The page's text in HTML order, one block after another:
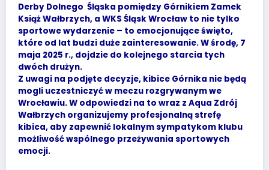
Derby Dolnego Śląska pomiędzy Górnikiem Zamek
Książ Wałbrzych, a WKS Śląsk Wrocław to nie tylko
sportowe wydarzenie – to emocjonujące święto,
które od lat budzi duże zainteresowanie. W środę, 7
maja 2025 r., dojdzie do kolejnego starcia tych
dwóch drużyn.
Z uwagi na podjęte decyzje, kibice Górnika nie będą
mogli uczestniczyć w meczu rozgrywanym we
Wrocławiu. W odpowiedzi na to wraz z Aqua Zdrój
Wałbrzych organizujemy profesjonalną strefę
kibica, aby zapewnić lokalnym sympatykom klubu
możliwość wspólnego przeżywania sportowych
emocji.